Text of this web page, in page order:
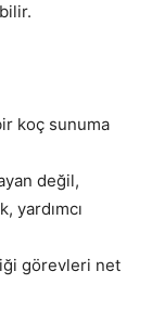
koç sunuma
değil,
yardımcı
görevleri net